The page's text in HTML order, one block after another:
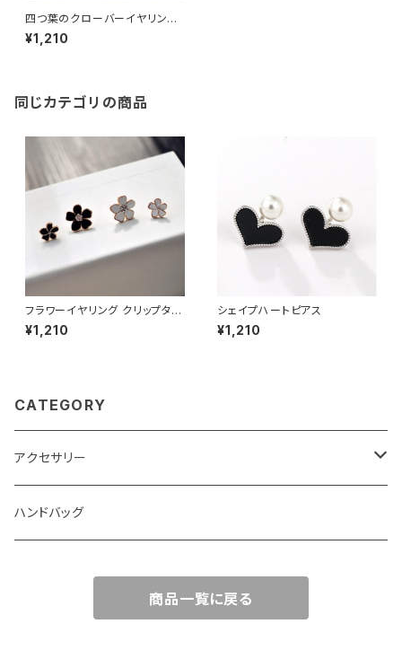
四つ葉のクローバーイヤリング
（クリップ・ピアス）
¥1,210
同じカテゴリの商品
フラワーイヤリング クリップタイ
プ
¥1,210
シェイプハートピアス
¥1,210
CATEGORY
アクセサリー
ネックレス
ハンドバッグ
商品一覧に戻る